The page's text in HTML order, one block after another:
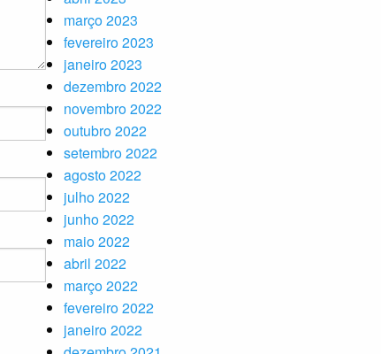
março 2023
fevereiro 2023
janeiro 2023
dezembro 2022
novembro 2022
outubro 2022
setembro 2022
agosto 2022
julho 2022
junho 2022
maio 2022
abril 2022
março 2022
fevereiro 2022
janeiro 2022